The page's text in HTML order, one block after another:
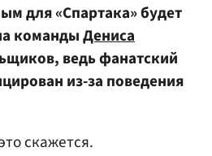
для «Спартака» будет
командыДениса
ведь фанатский
из-за поведения
скажется.